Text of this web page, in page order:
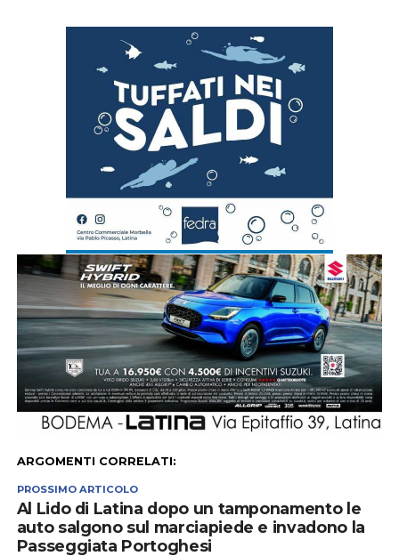
ARGOMENTI CORRELATI:
PROSSIMO ARTICOLO
Al Lido di Latina dopo un tamponamento le
auto salgono sul marciapiede e invadono la
Passeggiata Portoghesi